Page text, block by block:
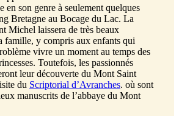
en son genre à seulement quelques
Bretagne au Bocage du Lac. La
Michel laissera de très beaux
famille, y compris aux enfants qui
vivre un moment au temps des
Toutefois, les passionnés
leur découverte du Mont Saint
du Scriptorial d’Avranches. où sont
manuscrits de l’abbaye du Mont